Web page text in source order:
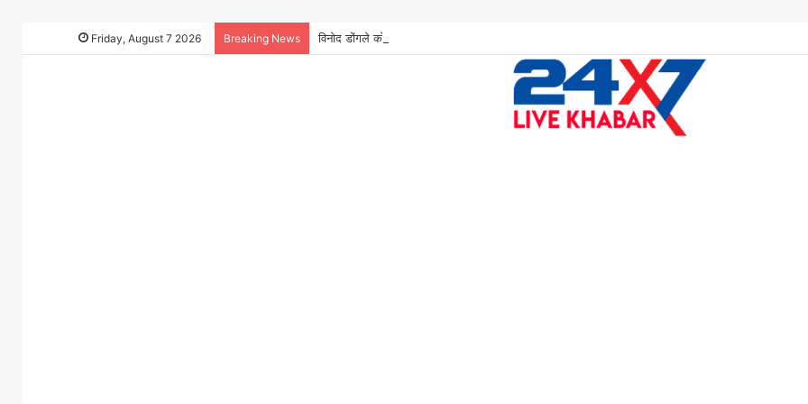
Friday, August 7 2026 Breaking News